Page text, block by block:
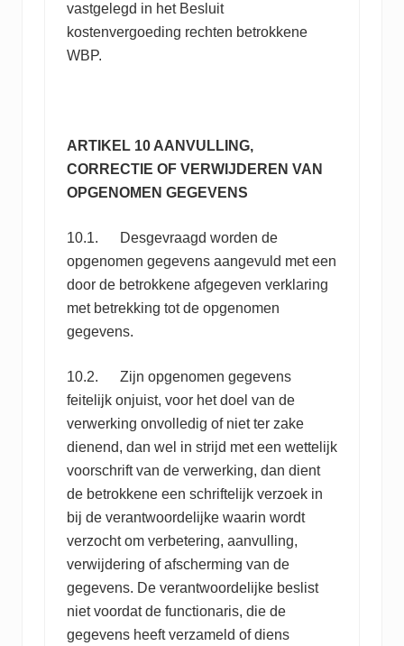
vastgelegd in het Besluit
kostenvergoeding rechten betrokkene
WBP.
ARTIKEL 10 AANVULLING,
CORRECTIE OF VERWIJDEREN VAN
OPGENOMEN GEGEVENS
10.1. Desgevraagd worden de
opgenomen gegevens aangevuld met een
door de betrokkene afgegeven verklaring
met betrekking tot de opgenomen
gegevens.
10.2. Zijn opgenomen gegevens
feitelijk onjuist, voor het doel van de
verwerking onvolledig of niet ter zake
dienend, dan wel in strijd met een wettelijk
voorschrift van de verwerking, dan dient
de betrokkene een schriftelijk verzoek in
bij de verantwoordelijke waarin wordt
verzocht om verbetering, aanvulling,
verwijdering of afscherming van de
gegevens. De verantwoordelijke beslist
niet voordat de functionaris, die de
gegevens heeft verzameld of diens